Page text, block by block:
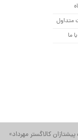
کالاگستر مهرداد»
متداول
ما